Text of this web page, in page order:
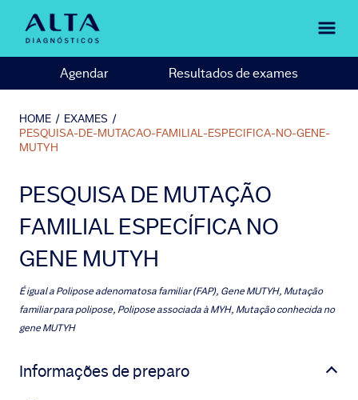
Agendar Resultados de exames
HOME / EXAMES /
PESQUISA-DE-MUTACAO-FAMILIAL-ESPECIFICA-NO-GENE-
MUTYH
PESQUISA DE MUTAÇÃO
FAMILIAL ESPECÍFICA NO
GENE MUTYH
É igual aPolipose adenomatosa familiar (FAP), Gene MUTYH, Mutação
familiar para polipose, Polipose associada à MYH, Mutação conhecida no
gene MUTYH
Informações de preparo